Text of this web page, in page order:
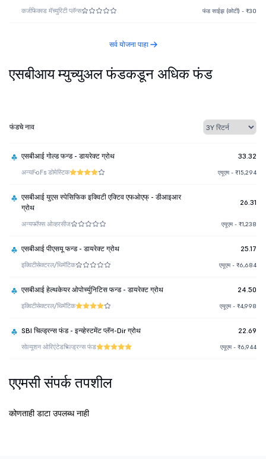
कर्जफिक्स्ड मॅच्युरिटी प्लॅन्स फंड साईझ (कोटी) - ₹30
सर्व योजना पाहा
एसबीआय म्युच्युअल फंडकडून अधिक फंड
फंडचे नाव
एसबीआई गोल्ड फन्ड - डायरेक्ट ग्रोथ 33.32
अन्यFoFs डोमेस्टिक एयूएम - ₹15,294
एसबीआई युएस स्पेसिफिक इक्विटी एक्टिव एफओएफ् - डीआइआर
ग्रोथ
26.31
अन्यफॉफ्स ओव्हरसीज एयूएम - ₹1,238
एसबीआई पीएसयू फन्ड - डायरेक्ट ग्रोथ 25.17
इक्विटीसेक्टरल/थिमॅटिक एयूएम - ₹6,684
एसबीआई हेल्थकेयर ओपोर्च्युनिटिस फन्ड - डायरेक्ट ग्रोथ 24.50
इक्विटीसेक्टरल/थिमॅटिक एयूएम - ₹4,998
SBI चिल्ड्रन्स फंड - इन्व्हेस्टमेंट प्लॅन-Dir ग्रोथ 22.69
सोल्यूशन ओरिएंटेडचिल्ड्रन्स फंड एयूएम - ₹6,944
एएमसी संपर्क तपशील
कोणताही डाटा उपलब्ध नाही